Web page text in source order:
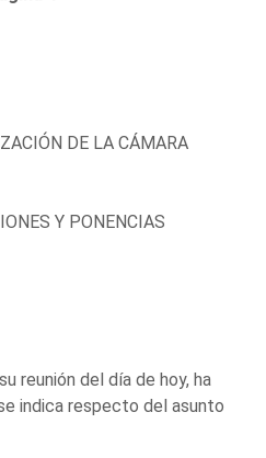
DE LA CÁMARA
Y PONENCIAS
reunión del día de hoy, ha
indica respecto del asunto